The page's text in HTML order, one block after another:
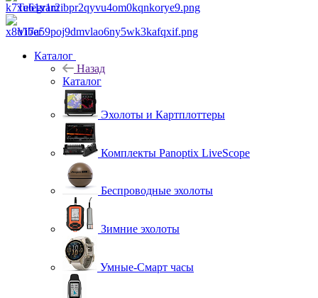
Telegram
Viber
Каталог
Назад
Каталог
Эхолоты и Картплоттеры
Комплекты Panoptix LiveScope
Беспроводные эхолоты
Зимние эхолоты
Умные-Смарт часы